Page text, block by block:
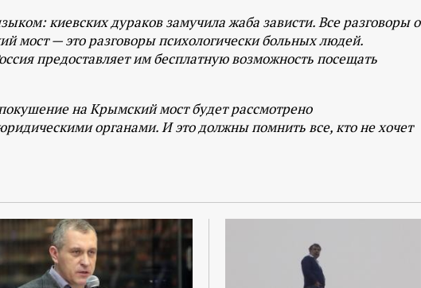
киевских дураков замучила жаба зависти. Все разговоры о
мост — это разговоры психологически больных людей.
предоставляет им бесплатную возможность посещать
на Крымский мост будет рассмотрено
органами. И это должны помнить все, кто не хочет